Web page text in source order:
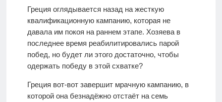
Греция оглядывается назад на жесткую
квалификационную кампанию, которая не
давала им покоя на раннем этапе. Хозяева в
последнее время реабилитировались парой
побед, но будет ли этого достаточно, чтобы
одержать победу в этой схватке?
Греция вот-вот завершит мрачную кампанию, в
которой она безнадёжно отстаёт на семь